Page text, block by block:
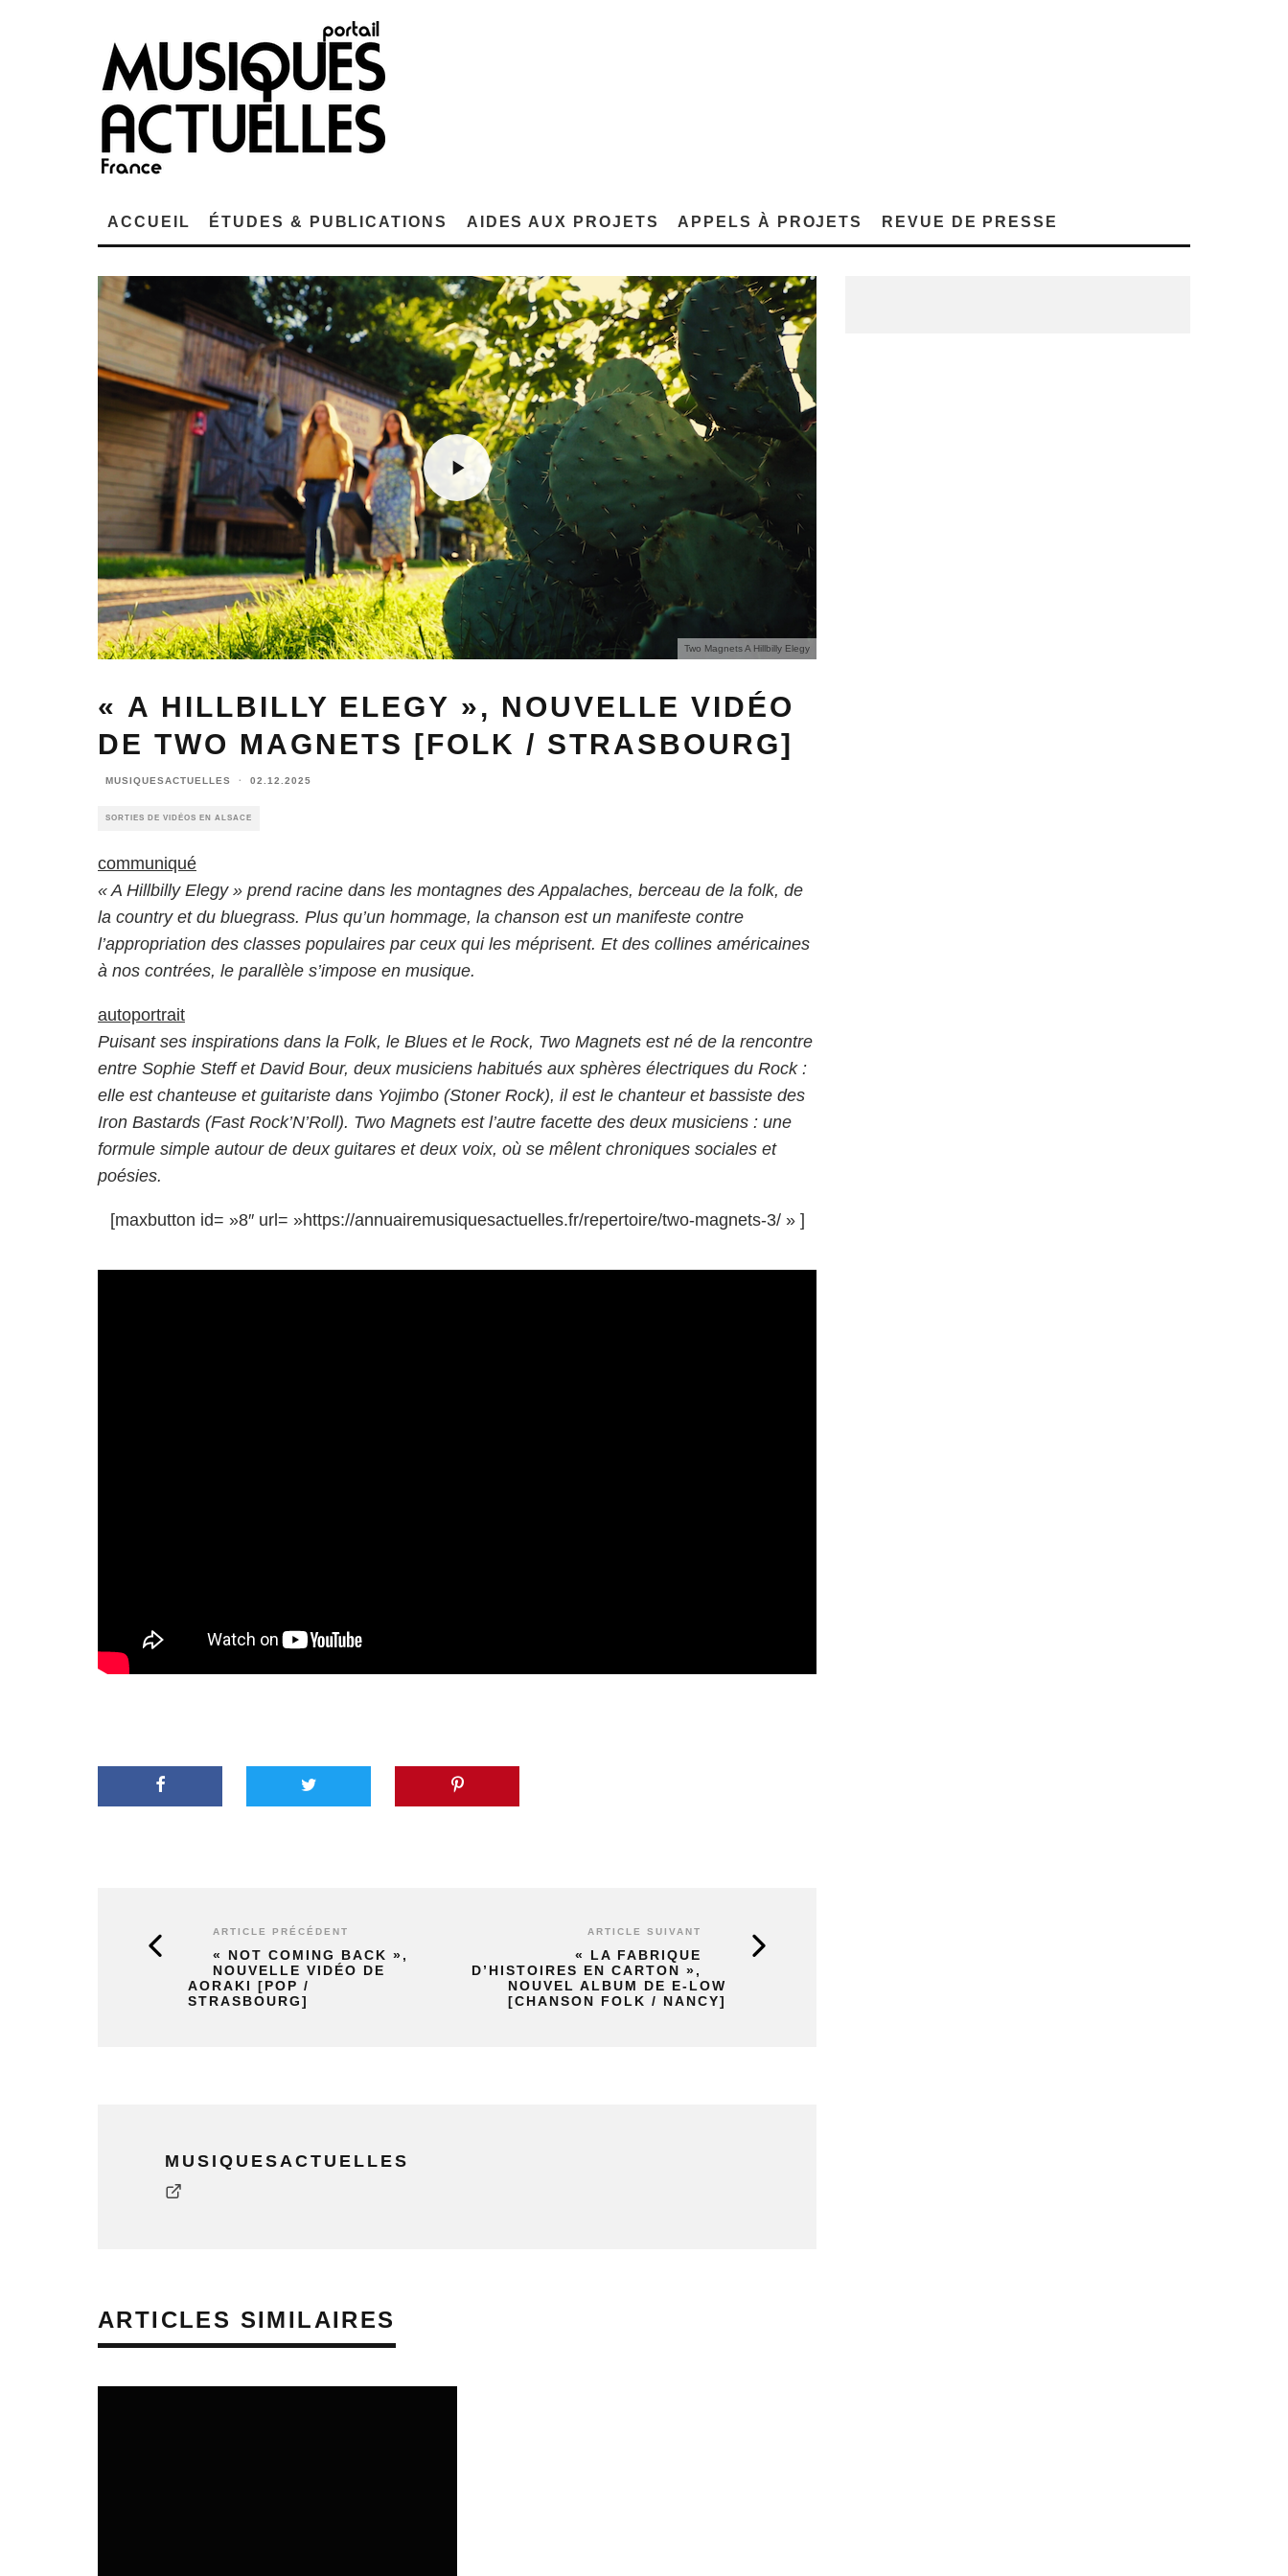
ACCUEIL ÉTUDES & PUBLICATIONS AIDES AUX PROJETS APPELS À PROJETS REVUE DE PRESSE
Two Magnets A Hillbilly Elegy
« A HILLBILLY ELEGY », NOUVELLE VIDÉO
DE TWO MAGNETS [FOLK / STRASBOURG]
MUSIQUESACTUELLES · 02.12.2025
SORTIES DE VIDÉOS EN ALSACE
communiqué
« A Hillbilly Elegy » prend racine dans les montagnes des Appalaches, berceau de la folk, de
la country et du bluegrass. Plus qu’un hommage, la chanson est un manifeste contre
l’appropriation des classes populaires par ceux qui les méprisent. Et des collines américaines
à nos contrées, le parallèle s’impose en musique.
autoportrait
Puisant ses inspirations dans la Folk, le Blues et le Rock, Two Magnets est né de la rencontre
entre Sophie Steff et David Bour, deux musiciens habitués aux sphères électriques du Rock :
elle est chanteuse et guitariste dans Yojimbo (Stoner Rock), il est le chanteur et bassiste des
Iron Bastards (Fast Rock’N’Roll). Two Magnets est l’autre facette des deux musiciens : une
formule simple autour de deux guitares et deux voix, où se mêlent chroniques sociales et
poésies.
[maxbutton id= »8″ url= »https://annuairemusiquesactuelles.fr/repertoire/two-magnets-3/ » ]
ARTICLE PRÉCÉDENT
« NOT COMING BACK »,
NOUVELLE VIDÉO DE
AORAKI [POP /
STRASBOURG]
ARTICLE SUIVANT
« LA FABRIQUE
D’HISTOIRES EN CARTON »,
NOUVEL ALBUM DE E-LOW
[CHANSON FOLK / NANCY]
MUSIQUESACTUELLES
ARTICLES SIMILAIRES